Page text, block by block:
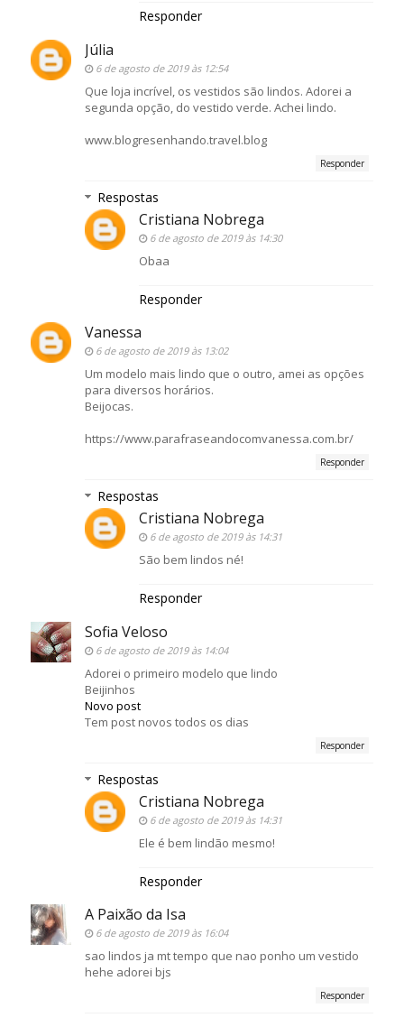
Responder
Júlia
6 de agosto de 2019 às 12:54
Que loja incrível, os vestidos são lindos. Adorei a
segunda opção, do vestido verde. Achei lindo.
www.blogresenhando.travel.blog
Responder
Respostas
Cristiana Nobrega
6 de agosto de 2019 às 14:30
Obaa
Responder
Vanessa
6 de agosto de 2019 às 13:02
Um modelo mais lindo que o outro, amei as opções
para diversos horários.
Beijocas.
https://www.parafraseandocomvanessa.com.br/
Responder
Respostas
Cristiana Nobrega
6 de agosto de 2019 às 14:31
São bem lindos né!
Responder
Sofia Veloso
6 de agosto de 2019 às 14:04
Adorei o primeiro modelo que lindo
Beijinhos
Novo post
Tem post novos todos os dias
Responder
Respostas
Cristiana Nobrega
6 de agosto de 2019 às 14:31
Ele é bem lindão mesmo!
Responder
A Paixão da Isa
6 de agosto de 2019 às 16:04
sao lindos ja mt tempo que nao ponho um vestido
hehe adorei bjs
Responder